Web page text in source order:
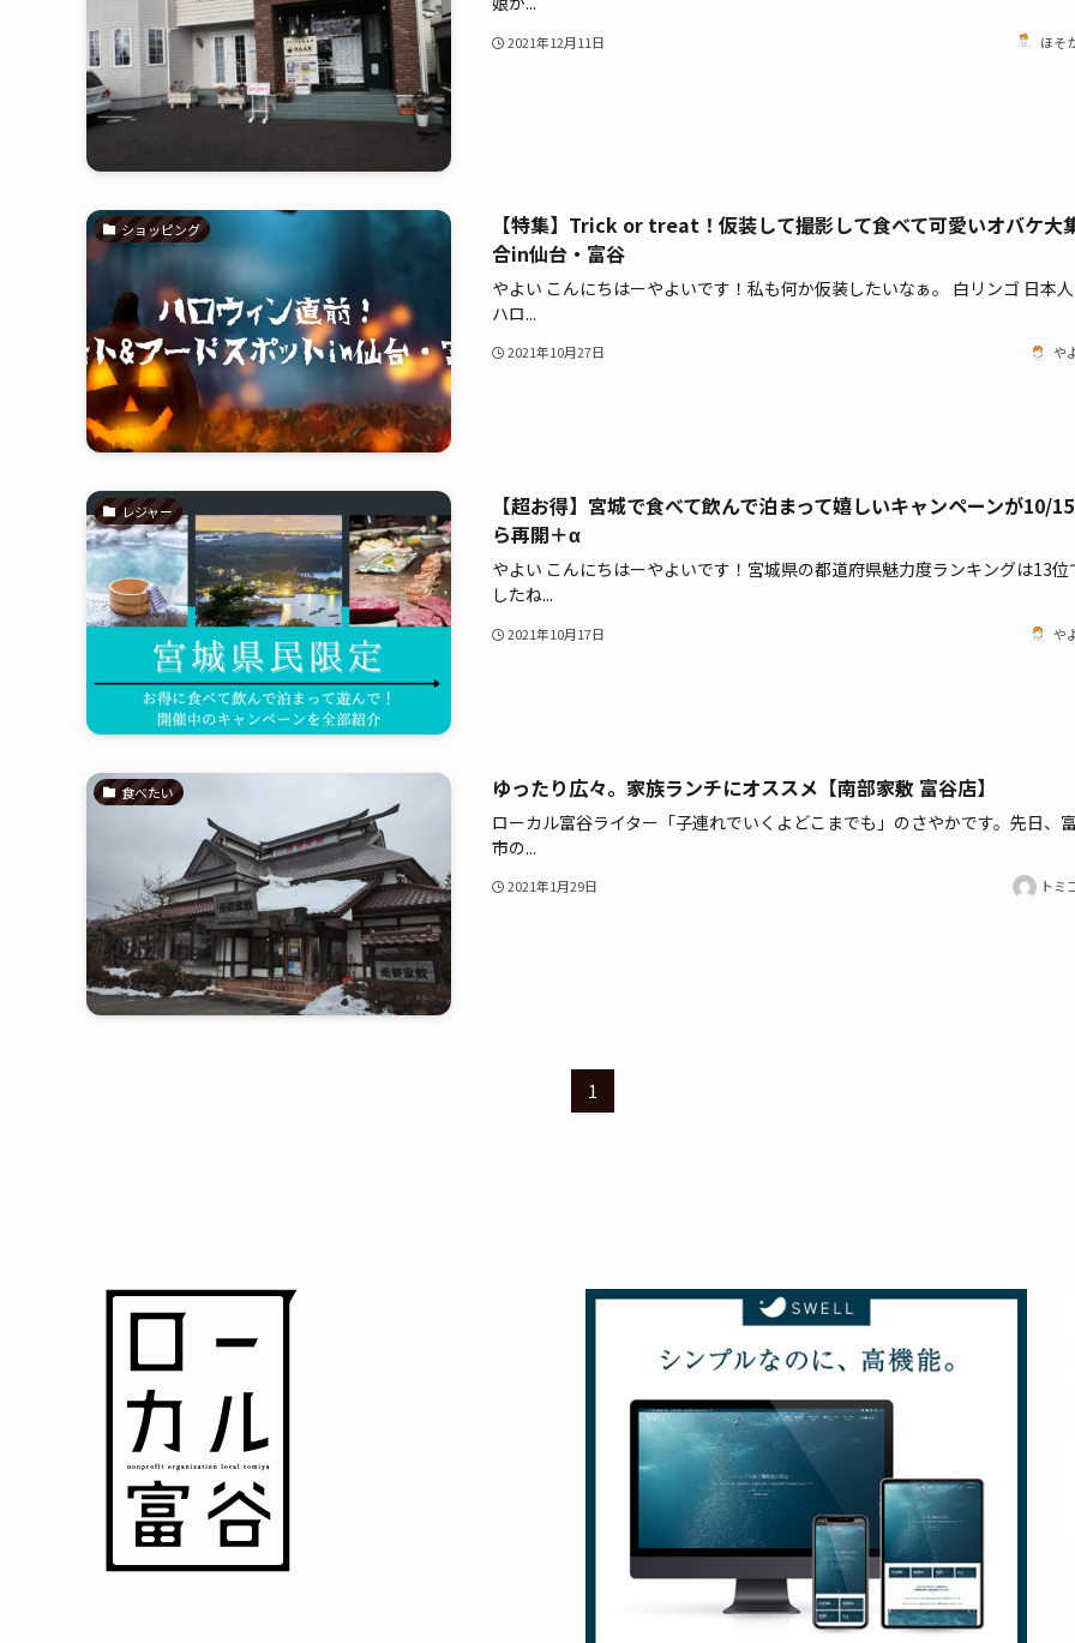
2021年12月11日 ほそ
ショッピング
【特集】Trick or treat！仮装して撮影して食べて可愛いオバケ大
合in仙台・富谷
やよい こんにちはーやよいです！私も何か仮装したいなぁ。 白リンゴ 日本
ハロ...
2021年10月27日 や
レジャー
【超お得】宮城で食べて飲んで泊まって嬉しいキャンペーンが10/
ら再開＋α
やよい こんにちはーやよいです！宮城県の都道府県魅力度ランキングは13位
したね...
2021年10月17日 や
食べたい ゆったり広々。家族ランチにオススメ【南部家敷 富谷店】
ローカル富谷ライター「子連れでいくよどこまでも」のさやかです。先日、
市の...
2021年1月29日 トミ
1